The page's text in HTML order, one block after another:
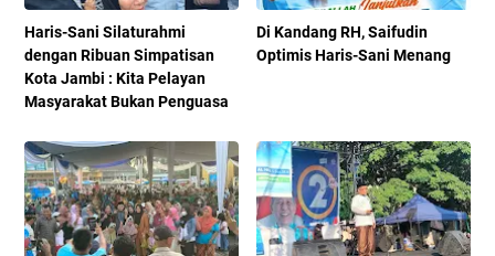
Haris-Sani Silaturahmi
dengan Ribuan Simpatisan
Kota Jambi : Kita Pelayan
Masyarakat Bukan Penguasa
Di Kandang RH, Saifudin
Optimis Haris-Sani Menang